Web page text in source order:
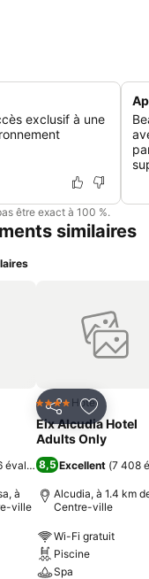
exclusif à une
être exact à 100 %.
similaires
mes favoris
évaluations)
à
ville
PartagerAjouter
4 ÉtoilesHotel
Eix Alcudia Hotel
Adults Only
8,5 Excellent (7 408
Alcudia, à 1.4 km
Centre-ville
Wi-Fi gratuit
Piscine
Spa